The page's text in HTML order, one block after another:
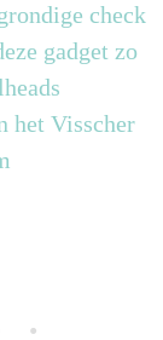
check
gadget zo
het Visscher